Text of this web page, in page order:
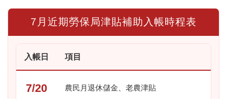
7月近期勞保局津貼補助入帳時程表
入帳日 項目
7/20 農民月退休儲金、老農津貼